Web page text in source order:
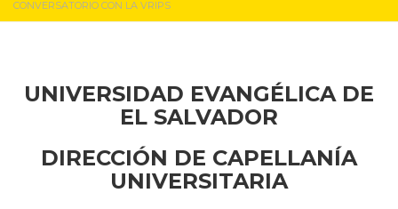
CONVERSATORIO CON LA VRIPS
UNIVERSIDAD EVANGÉLICA DE
EL SALVADOR
DIRECCIÓN DE CAPELLANÍA
UNIVERSITARIA